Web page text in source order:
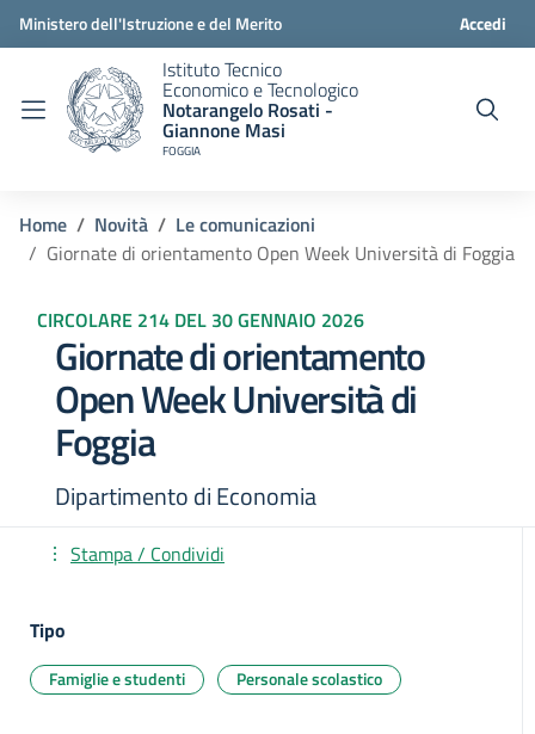
Ministero dell'Istruzione e del Merito Accedi
Istituto Tecnico
Economico e Tecnologico
Notarangelo Rosati -
Giannone Masi
FOGGIA
Home Novità
Le comunicazioni
Giornate di orientamento Open Week Università di Foggia
CIRCOLARE 214 DEL 30 GENNAIO 2026
Giornate di orientamento
Open Week Università di
Foggia
Dipartimento di Economia
Stampa / Condividi
Tipo
Famiglie e studenti Personale scolastico